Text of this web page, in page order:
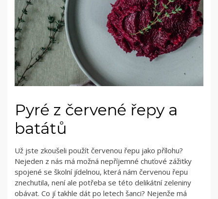
Pyré z červené řepy a
batátů
Už jste zkoušeli použít červenou řepu jako přílohu?
Nejeden z nás má možná nepříjemné chuťové zážitky
spojené se školní jídelnou, která nám červenou řepu
znechutila, není ale potřeba se této delikátní zeleniny
obávat. Co jí takhle dát po letech šanci? Nejenže má